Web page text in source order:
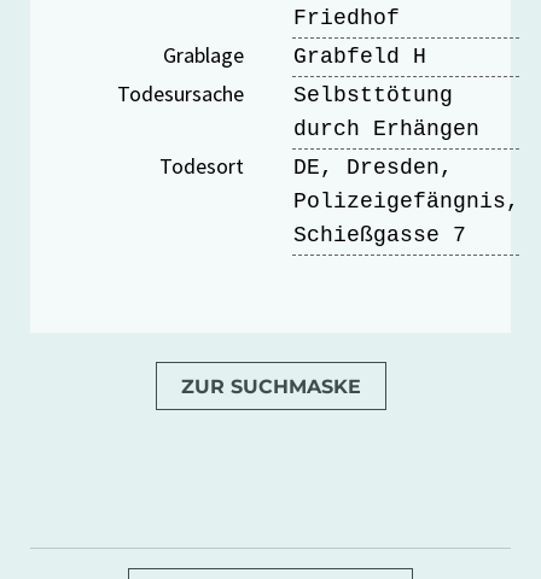
Friedhof
Grablage Grabfeld H
Todesursache
Selbsttötung
durch Erhängen
Todesort
DE, Dresden,
Polizeigefängnis,
Schießgasse 7
ZUR SUCHMASKE